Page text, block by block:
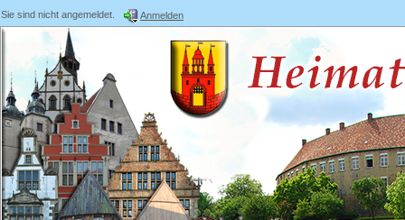
Sie sind nicht angemeldet. Anmelden